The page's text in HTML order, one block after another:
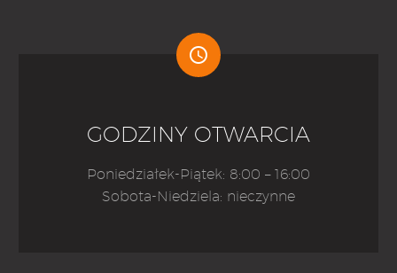


GODZINY OTWARCIA
Poniedziałek-Piątek: 8:00 – 16:00
Sobota-Niedziela: nieczynne